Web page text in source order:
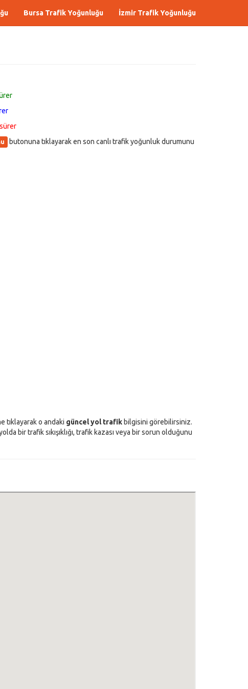
Bursa Trafik Yoğunluğu İzmir Trafik Yoğunluğu
sürer
butonuna tıklayarak en son canlı trafik yoğunluk durumunu
tıklayarak o andaki güncel yol trafikbilgisini görebilirsiniz.
bir trafik sıkışıklığı, trafik kazası veya bir sorun olduğunu